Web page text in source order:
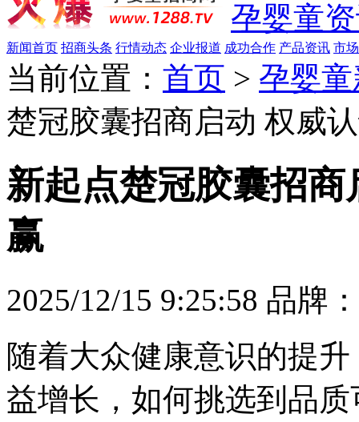
孕婴童
新闻首页 招商头条 行情动态 企业报道 成功合作 产品资讯 市
当前位置： 首页 > 孕婴
楚冠胶囊招商启动 权威
新起点楚冠胶囊招
赢
2025/12/15 9:25:58 品牌：
随着大众健康意识的提
益增长，如何挑选到品